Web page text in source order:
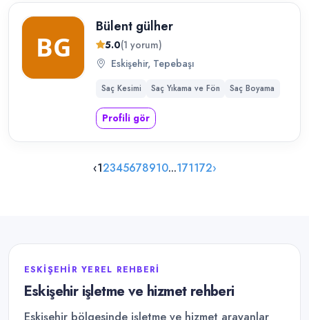
Bülent gülher
5.0(1 yorum)
Eskişehir, Tepebaşı
Saç Kesimi Saç Yıkama ve Fön Saç Boyama
Profili gör
‹12345678910...171172›
ESKIŞEHIR YEREL REHBERI
Eskişehir işletme ve hizmet rehberi